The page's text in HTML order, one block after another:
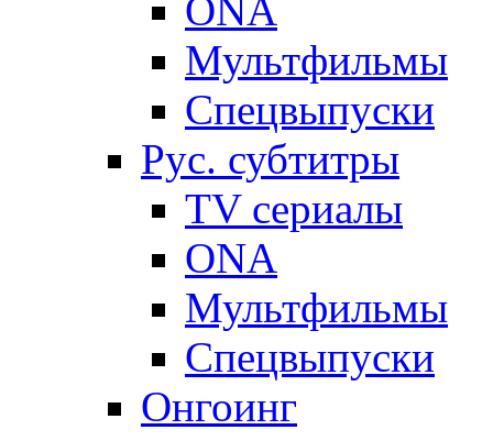
ONA
Мультфильмы
Спецвыпуски
Рус. субтитры
TV сериалы
ONA
Мультфильмы
Спецвыпуски
Онгоинг